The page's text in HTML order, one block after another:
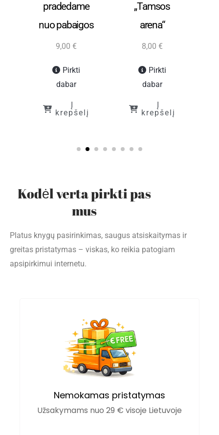
pradedame
nuo pabaigos
9,00 €
Pirkti
dabar
krepšelį
„Tamsos
arena“
8,00 €
Pirkti
dabar
krepšelį
Kodėl verta pirkti pas
mus
Platus knygų pasirinkimas, saugus atsiskaitymas ir
greitas pristatymas – viskas, ko reikia patogiam
apsipirkimui internetu.
Nemokamas pristatymas
Užsakymams nuo 29 € visoje Lietuvoje